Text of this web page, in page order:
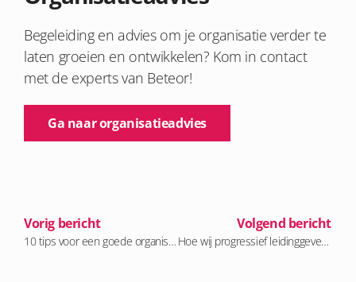
Begeleiding en advies om je organisatieverder te
laten groeien en ontwikkelen? Kom in contact
met de expertsvan Beteor!
Ga naar organisatieadvies
Vorig bericht
10 tips voor een goede organisatiestructuur: verbeter je team én prestaties
Volgend bericht
Hoe wij progressief leidinggeven: continu leren en inspireren